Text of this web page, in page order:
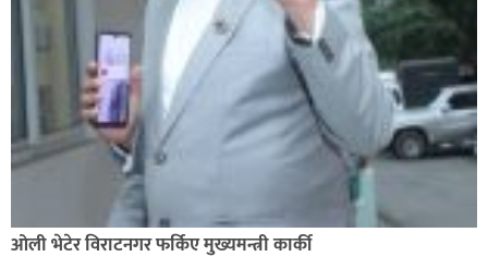
ओली भेटेर विराटनगर फर्किए मुख्यमन्त्री कार्की